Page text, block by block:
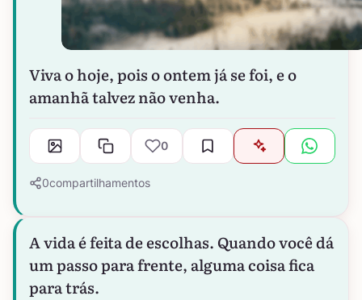
Viva o hoje, pois o ontem já se foi, e o
amanhã talvez não venha.
0
0compartilhamentos
A vida é feita de escolhas. Quando você dá
um passo para frente, alguma coisa fica
para trás.